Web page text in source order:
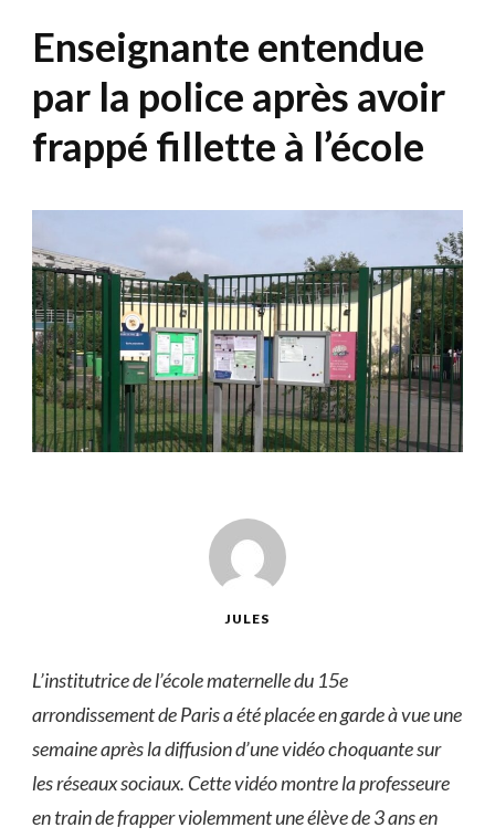
Enseignante entendue
par la police après avoir
frappé fillette à l’école
JULES
L’institutrice de l’école maternelle du 15e
arrondissement de Paris a été placée en garde à vue une
semaine après la diffusion d’une vidéo choquante sur
les réseaux sociaux. Cette vidéo montre la professeure
en train de frapper violemment une élève de 3 ans en